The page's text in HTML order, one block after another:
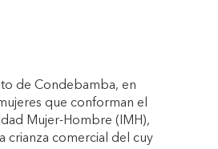
de Condebamba, en
que conforman el
Mujer-Hombre (IMH),
crianza comercial del cuy